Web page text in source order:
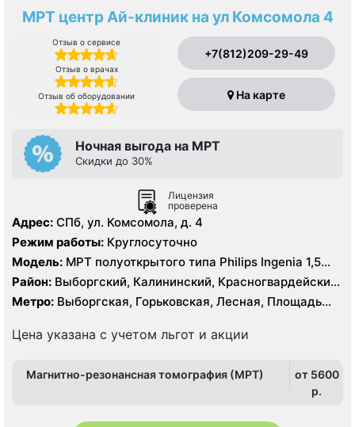
МРТ центр Ай-клиник на ул Комсомола 4
Отзыв о сервисе
Отзыв о врачах
Отзыв об оборудовании
+7(812)209-29-49
На карте
Ночная выгода на МРТ
Скидки до 30%
Лицензия
проверена
Адрес: СПб, ул. Комсомола, д. 4
Режим работы: Круглосуточно
Модель: МРТ полуоткрытого типа Philips Ingenia 1,5
Тесла
Район: Выборгский, Калининский, Красногвардейский,
Петроградский, Центральный
Метро: Выборгская, Горьковская, Лесная, Площадь
Цена указана с учетом льгот и акции
Магнитно-резонансная томография (МРТ)
от 5600
p.